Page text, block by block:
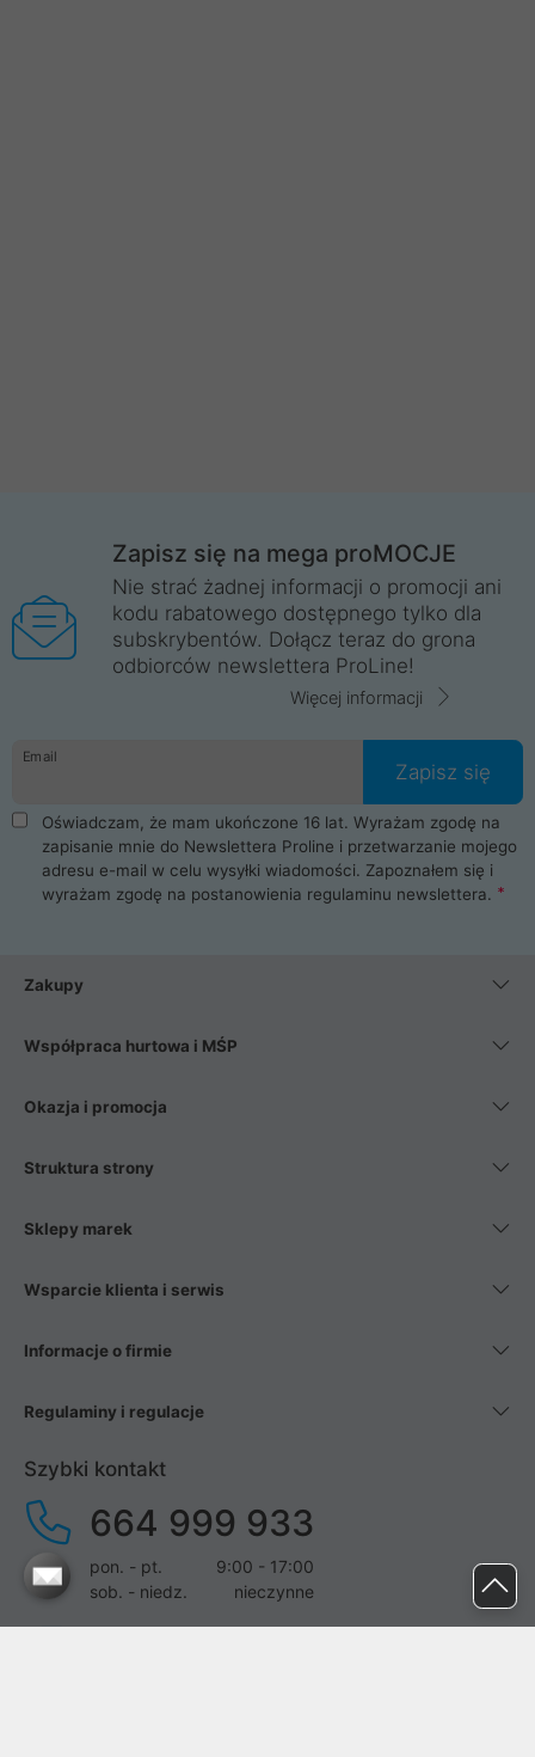
Zapisz się na mega proMOCJE
Nie strać żadnej informacji o promocji ani
kodu rabatowego dostępnego tylko dla
subskrybentów. Dołącz teraz do grona
odbiorców newslettera ProLine!
Więcej informacji
Email
Zapisz się
Oświadczam, że mam ukończone 16 lat. Wyrażam zgodę na
zapisanie mnie do Newslettera Proline i przetwarzanie mojego
adresu e-mail w celu wysyłki wiadomości. Zapoznałem się i
wyrażam zgodę na postanowienia regulaminu newslettera.
Zakupy
Współpraca hurtowa i MŚP
Okazja i promocja
Struktura strony
Sklepy marek
Wsparcie klienta i serwis
Informacje o firmie
Regulaminy i regulacje
Szybki kontakt
664 999 933
pon. - pt.
9:00 - 17:00
sob. - niedz.
nieczynne